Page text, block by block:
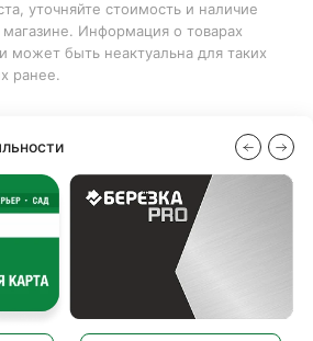
уточняйте стоимость и наличие
Информация о товарах
может быть неактуальна для таких
ранее.